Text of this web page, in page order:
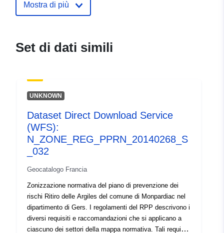
78a93fc782f7
Tipo:
Risorsa:
codelist/SpatialDataServiceType/
Mostra di più
Set di dati simili
UNKNOWN
Dataset Direct Download Service
(WFS):
N_ZONE_REG_PPRN_20140268_S
_032
Geocatalogo Francia
Zonizzazione normativa del piano di prevenzione dei
rischi Ritiro delle Argiles del comune di Monpardiac nel
dipartimento di Gers. I regolamenti del RPP descrivono i
diversi requisiti e raccomandazioni che si applicano a
ciascuno dei settori della mappa normativa. Tali requisiti